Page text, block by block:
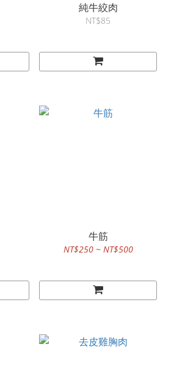
純牛絞肉
NT$85
牛筋
NT$250 ~ NT$500